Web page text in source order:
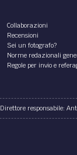
Collaborazioni
Recensioni
Sei un fotografo?
Norme redazionali
Regole per invio e
Direttore responsabile: